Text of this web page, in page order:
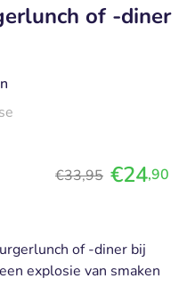
of -diner
€33,95 €24,90
of -diner bij
explosie van smaken